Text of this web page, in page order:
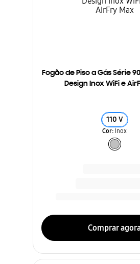
Fogão de Piso a Gás Série
Design Inox WiFi e
110 V
Cor: Inox
Comprar